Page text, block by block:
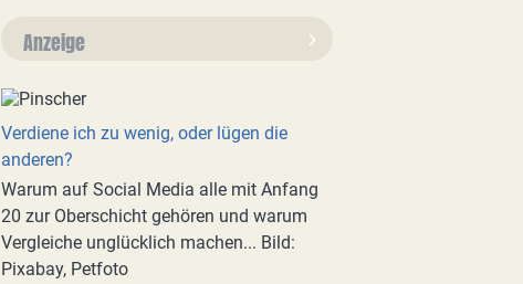
Anzeige
Verdiene ich zu wenig, oder lügen die
anderen?
Warum auf Social Media alle mit Anfang
20 zur Oberschicht gehören und warum
Vergleiche unglücklich machen... Bild:
Pixabay, Petfoto